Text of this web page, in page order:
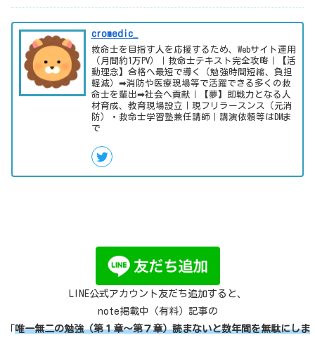
cromedic_
救命士を目指す人を応援するため、Webサイト運用
（月間約1万PV）｜救命士テキスト完全攻略｜【活
動理念】合格へ最短で導く（勉強時間短縮、負担
軽減）➡消防や医療現場等で活躍できる多くの救
命士を輩出➡社会へ貢献｜【夢】即戦力となる人
材育成、教育現場設立｜現フリラースンス（元消
防）・救命士学習塾兼任講師｜講演依頼等はDMま
で
LINE公式アカウント友だち追加すると、
note掲載中（有料）記事の
唯一無二の勉強（第１章～第７章）読まないと数年間を無駄にしま